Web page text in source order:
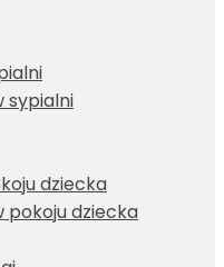
sypialni
dziecka
pokoju dziecka